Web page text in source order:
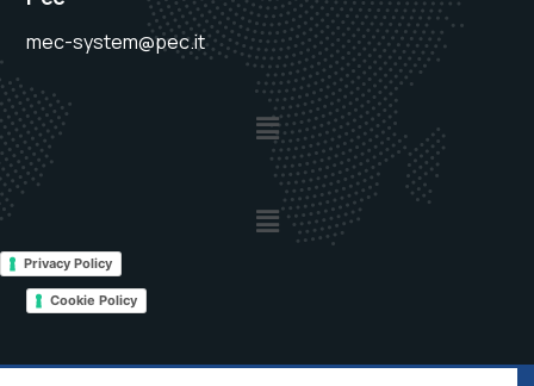
mec-system@pec.it
Privacy Policy
Cookie Policy